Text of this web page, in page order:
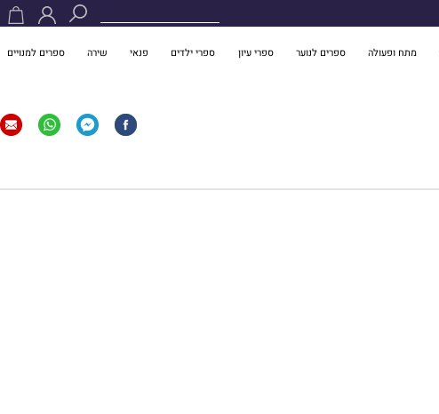
מתח ופעולה ספרים לנוער ספרי עיון ספרי ילדים פנאי שירה ספרים למנויים